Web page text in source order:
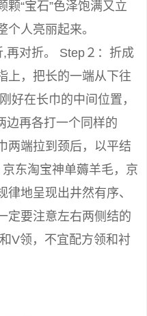
“宝石”色泽饱满又立
人亮丽起来。
再对折。 Step２：折成
上，把长的一端从下往
好在长巾的中间位置，
边再各打一个同样的
两端拉到颈后，以平结
东淘宝神单薅羊毛，京
地呈现出井然有序、
定要注意左右两侧结的
V领，不宜配方领和衬